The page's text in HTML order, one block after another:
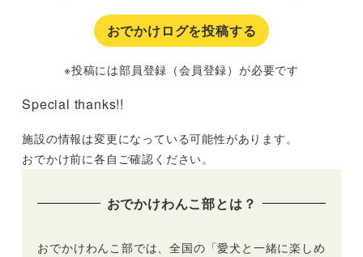
おでかけログを投稿する
※投稿には部員登録（会員登録）が必要です
Special thanks!!
施設の情報は変更になっている可能性があります。
おでかけ前に各自ご確認ください。
おでかけわんこ部とは？
おでかけわんこ部では、全国の「愛犬と一緒に楽しめ